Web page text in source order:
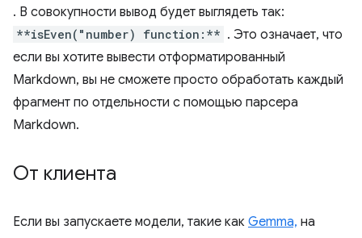
. В совокупности вывод будет выглядеть так:
**isEven("number) function:** . Это означает, что
если вы хотите вывести отформатированный
Markdown, вы не сможете просто обработать каждый
фрагмент по отдельности с помощью парсера
Markdown.
От клиента
Если вы запускаете модели, такие как Gemma, на